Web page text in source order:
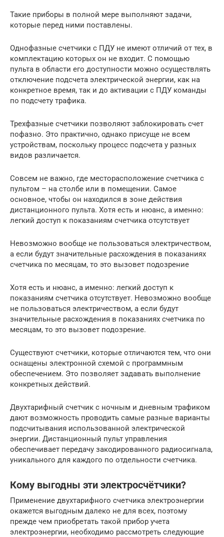
Такие приборы в полной мере выполняют задачи,
которые перед ними поставлены.
Однофазные счетчики с ПДУ не имеют отличий от тех, в
комплектацию которых он не входит. С помощью
пульта в области его доступности можно осуществлять
отключение подсчета электрической энергии, как на
конкретное время, так и до активации с ПДУ команды
по подсчету трафика.
Трехфазные счетчики позволяют заблокировать счет
пофазно. Это практично, однако присуще не всем
устройствам, поскольку процесс подсчета у разных
видов различается.
Совсем не важно, где месторасположение счетчика с
пультом – на столбе или в помещении. Самое
основное, чтобы он находился в зоне действия
дистанционного пульта. Хотя есть и нюанс, а именно:
легкий доступ к показаниям счетчика отсутствует
Невозможно вообще не пользоваться электричеством,
а если будут значительные расхождения в показаниях
счетчика по месяцам, то это вызовет подозрение
Хотя есть и нюанс, а именно: легкий доступ к
показаниям счетчика отсутствует. Невозможно вообще
не пользоваться электричеством, а если будут
значительные расхождения в показаниях счетчика по
месяцам, то это вызовет подозрение.
Существуют счетчики, которые отличаются тем, что они
оснащены электронной схемой с программным
обеспечением. Это позволяет задавать выполнение
конкретных действий.
Двухтарифный счетчик с ночным и дневным трафиком
дают возможность проводить самые разные варианты
подсчитывания использованной электрической
энергии. Дистанционный пульт управления
обеспечивает передачу закодированного радиосигнала,
уникального для каждого по отдельности счетчика.
Кому выгодны эти электросчётчики?
Применение двухтарифного счетчика электроэнергии
окажется выгодным далеко не для всех, поэтому
прежде чем приобретать такой прибор учета
электроэнергии, необходимо рассмотреть следующие